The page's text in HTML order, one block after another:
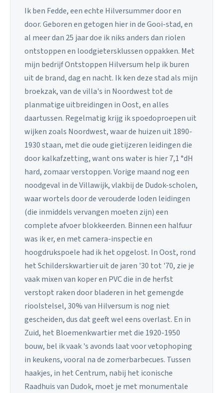
Ik ben Fedde, een echte Hilversummer door en
door. Geboren en getogen hier in de Gooi-stad, en
al meer dan 25 jaar doe ik niks anders dan riolen
ontstoppen en loodgietersklussen oppakken. Met
mijn bedrijf Ontstoppen Hilversum help ik buren
uit de brand, dag en nacht. Ik ken deze stad als mijn
broekzak, van de villa's in Noordwest tot de
planmatige uitbreidingen in Oost, en alles
daartussen. Regelmatig krijg ik spoedoproepen uit
wijken zoals Noordwest, waar de huizen uit 1890-
1930 staan, met die oude gietijzeren leidingen die
door kalkafzetting, want ons water is hier 7,1 °dH
hard, zomaar verstoppen. Vorige maand nog een
noodgeval in de Villawijk, vlakbij de Dudok-scholen,
waar wortels door de verouderde loden leidingen
(die inmiddels vervangen moeten zijn) een
complete afvoer blokkeerden. Binnen een halfuur
was ik er, en met camera-inspectie en
hoogdrukspoele had ik het opgelost. In Oost, rond
het Schilderskwartier uit de jaren '30 tot '70, zie je
vaak mixen van koper en PVC die in de herfst
verstopt raken door bladeren in het gemengde
rioolstelsel, 30% van Hilversum is nog niet
gescheiden, dus dat geeft wel eens overlast. En in
Zuid, het Bloemenkwartier met die 1920-1950
bouw, bel ik vaak 's avonds laat voor vetophoping
in keukens, vooral na de zomerbarbecues. Tussen
haakjes, in het Centrum, nabij het iconische
Raadhuis van Dudok, moet je met monumentale